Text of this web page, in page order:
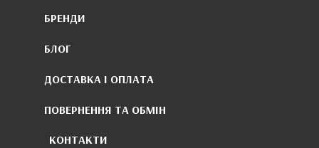
БРЕНДИ
БЛОГ
ДОСТАВКА І ОПЛАТА
ПОВЕРНЕННЯ ТА ОБМІН
КОНТАКТИ